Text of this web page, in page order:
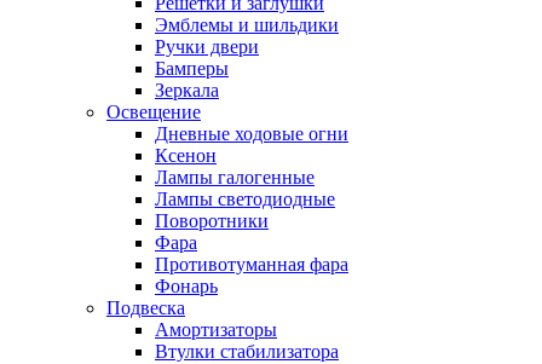
Эмблемы и шильдики
Ручки двери
Бамперы
Зеркала
Освещение
Дневные ходовые огни
Ксенон
Лампы галогенные
Лампы светодиодные
Поворотники
Фара
Противотуманная фара
Фонарь
Подвеска
Амортизаторы
Втулки стабилизатора